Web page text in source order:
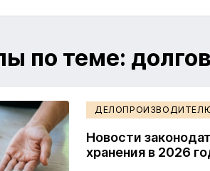
по теме:
Новости
хранения в 2026